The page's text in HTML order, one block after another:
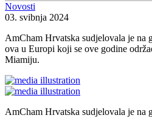
Novosti
03. svibnja 2024
AmCham Hrvatska sudjelovala je na
ova u Europi koji se ove godine
Miamiju.
AmCham Hrvatska sudjelovala je na